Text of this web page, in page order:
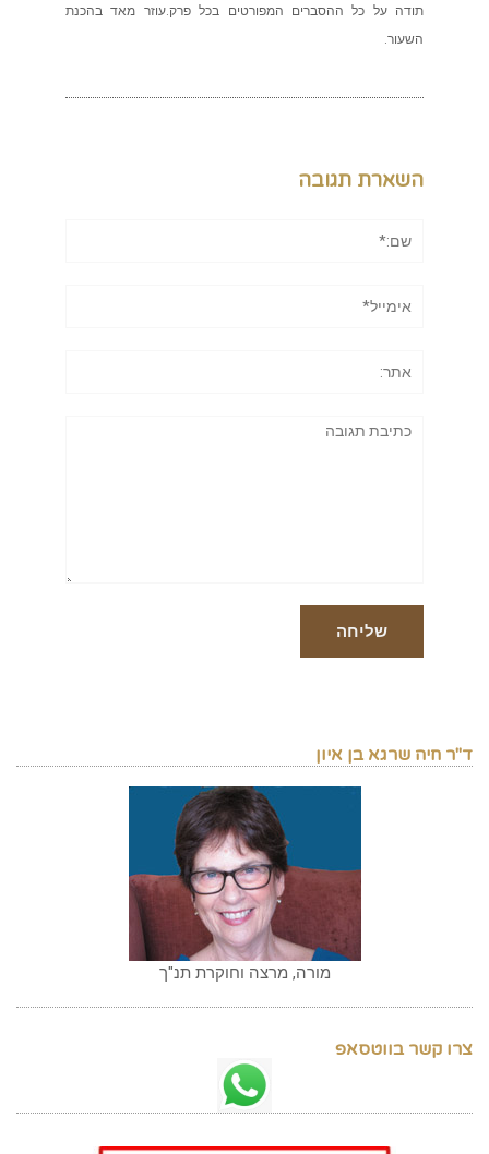
תודה על כל ההסברים המפורטים בכל פרק.עוזר מאד בהכנת
השעור.
השארת תגובה
ד"ר חיה שרגא בן איון
מורה, מרצה וחוקרת תנ"ך
צרו קשר בווטסאפ